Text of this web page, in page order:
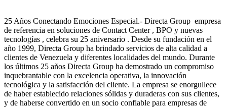
25 Años Conectando Emociones Especial.- Directa Group empresa
de referencia en soluciones de Contact Center , BPO y nuevas
tecnologías , celebra su 25 aniversario . Desde su fundación en el
año 1999, Directa Group ha brindado servicios de alta calidad a
clientes de Venezuela y diferentes localidades del mundo. Durante
los últimos 25 años Directa Group ha demostrado un compromiso
inquebrantable con la excelencia operativa, la innovación
tecnológica y la satisfacción del cliente. La empresa se enorgullece
de haber establecido relaciones sólidas y duraderas con sus clientes,
y de haberse convertido en un socio confiable para empresas de